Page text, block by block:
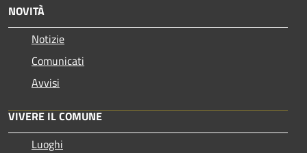
NOVITÀ
Notizie
Comunicati
Avvisi
VIVERE IL COMUNE
Luoghi